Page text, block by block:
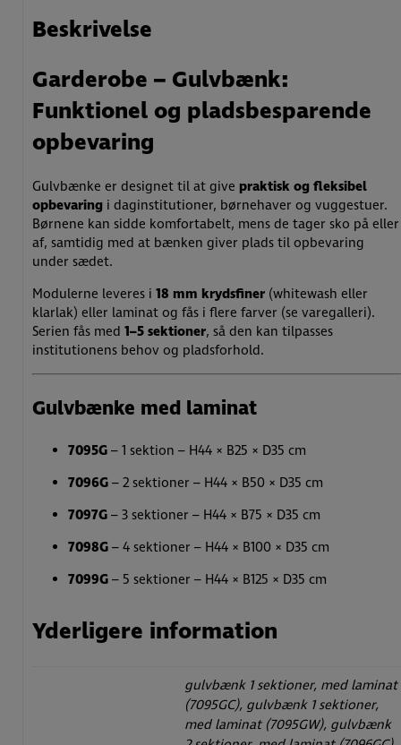
Beskrivelse
Garderobe – Gulvbænk:
Funktionel og pladsbesparende
opbevaring
Gulvbænke er designet til at give praktisk og fleksibel
opbevaring i daginstitutioner, børnehaver og vuggestuer.
Børnene kan sidde komfortabelt, mens de tager sko på eller
af, samtidig med at bænken giver plads til opbevaring
under sædet.
Modulerne leveres i18 mm krydsfiner (whitewash eller
klarlak) eller laminat og fås i flere farver (se varegalleri).
Serien fås med1–5 sektioner, så den kan tilpasses
institutionens behov og pladsforhold.
Gulvbænke med laminat
7095G– 1 sektion – H44 × B25 × D35 cm
7096G– 2 sektioner – H44 × B50 × D35 cm
7097G– 3 sektioner – H44 × B75 × D35 cm
7098G– 4 sektioner – H44 × B100 × D35 cm
7099G– 5 sektioner – H44 × B125 × D35 cm
Yderligere information
gulvbænk 1 sektioner, med laminat
(7095GC), gulvbænk 1 sektioner,
med laminat (7095GW), gulvbænk